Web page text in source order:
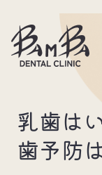
乳歯は
歯予防